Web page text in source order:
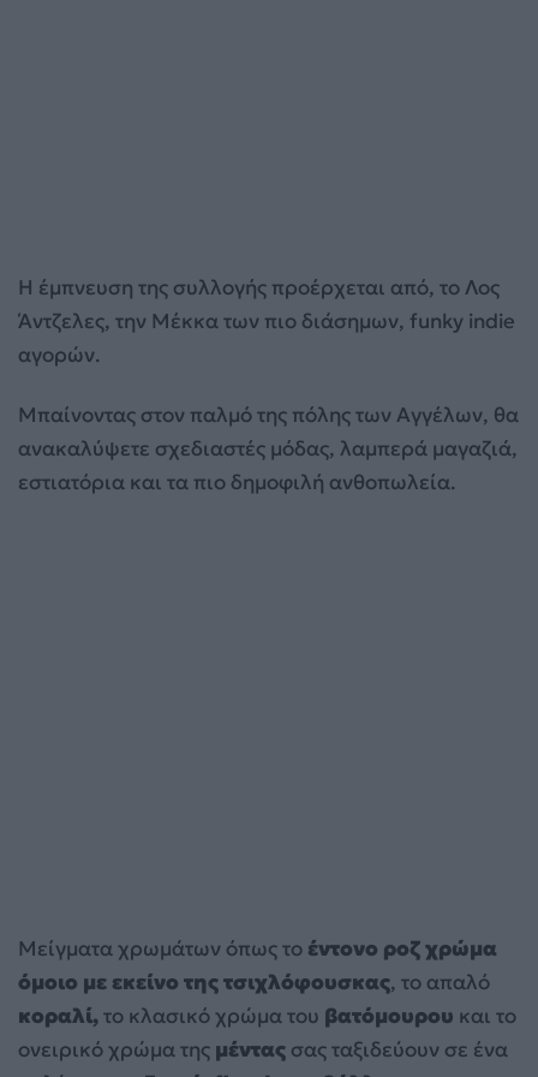
Η έμπνευση της συλλογής προέρχεται από, το Λος
Άντζελες, την Μέκκα των πιο διάσημων, funky indie
αγορών.
Μπαίνοντας στον παλμό της πόλης των Αγγέλων, θα
ανακαλύψετε σχεδιαστές μόδας, λαμπερά μαγαζιά,
εστιατόρια και τα πιο δημοφιλή ανθοπωλεία.
Μείγματα χρωμάτων όπως το έντονο ροζ χρώμα
όμοιο με εκείνο της τσιχλόφουσκας, το απαλό
κοραλί,το κλασικό χρώμα του βατόμουρου και το
ονειρικό χρώμα της μέντας σας ταξιδεύουν σε ένα